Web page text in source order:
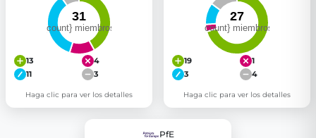
13
4
11
3
Haga clic para ver los detalles
19
1
3
4
Haga clic para ver los detalles
PfE